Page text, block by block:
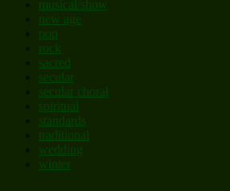
musical/show
new age
pop
rock
sacred
secular
secular choral
spiritual
standards
traditional
wedding
winter